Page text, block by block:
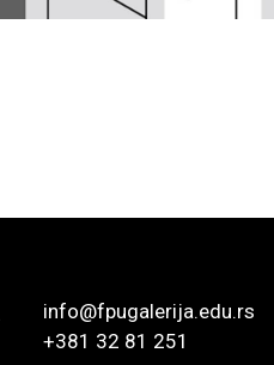
info@fpugalerija.edu.rs
+381 32 81 251